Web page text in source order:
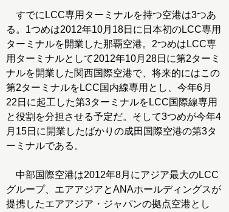
すでにLCC専用ターミナルを持つ空港は3つあ
る。1つめは2012年10月18日に日本初のLCC専用
ターミナルを開業した那覇空港。2つめはLCC専
用ターミナルとして2012年10月28日に第2ターミ
ナルを開業した関西国際空港で、将来的にはこの
第2ターミナルをLCC国内線専用とし、今年6月
22日に起工した第3ターミナルをLCC国際線専用
と役割を分担させる予定だ。そして3つめが今年4
月15日に開業したばかりの成田国際空港の第3タ
ーミナルである。
中部国際空港は2012年8月にアジア最大のLCC
グループ、エアアジアとANAホールディングスが
提携したエアアジア・ジャパンの拠点空港とし